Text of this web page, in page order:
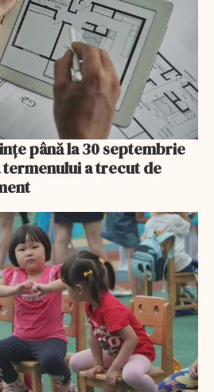
până la 30 septembrie
a trecut de